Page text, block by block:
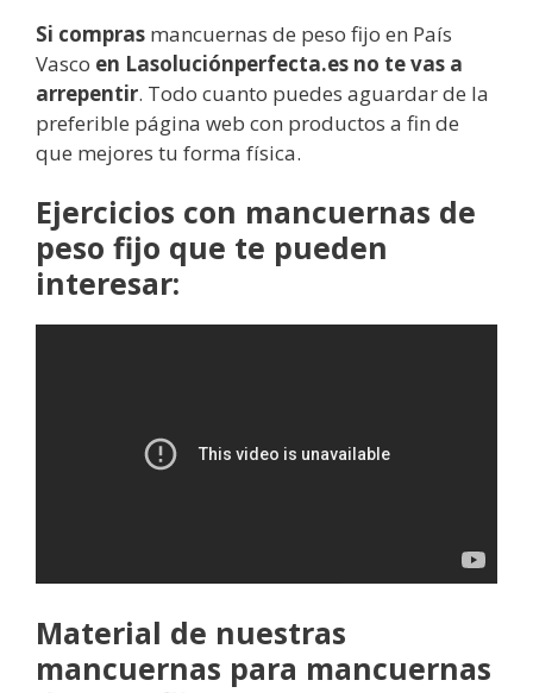
Si compras mancuernas de peso fijo en País
Vasco en Lasoluciónperfecta.es no te vas a
arrepentir. Todo cuanto puedes aguardar de la
preferible página web con productos a fin de
que mejores tu forma física.
Ejercicios con mancuernas de
peso fijo que te pueden
interesar:
Material de nuestras
mancuernas para mancuernas